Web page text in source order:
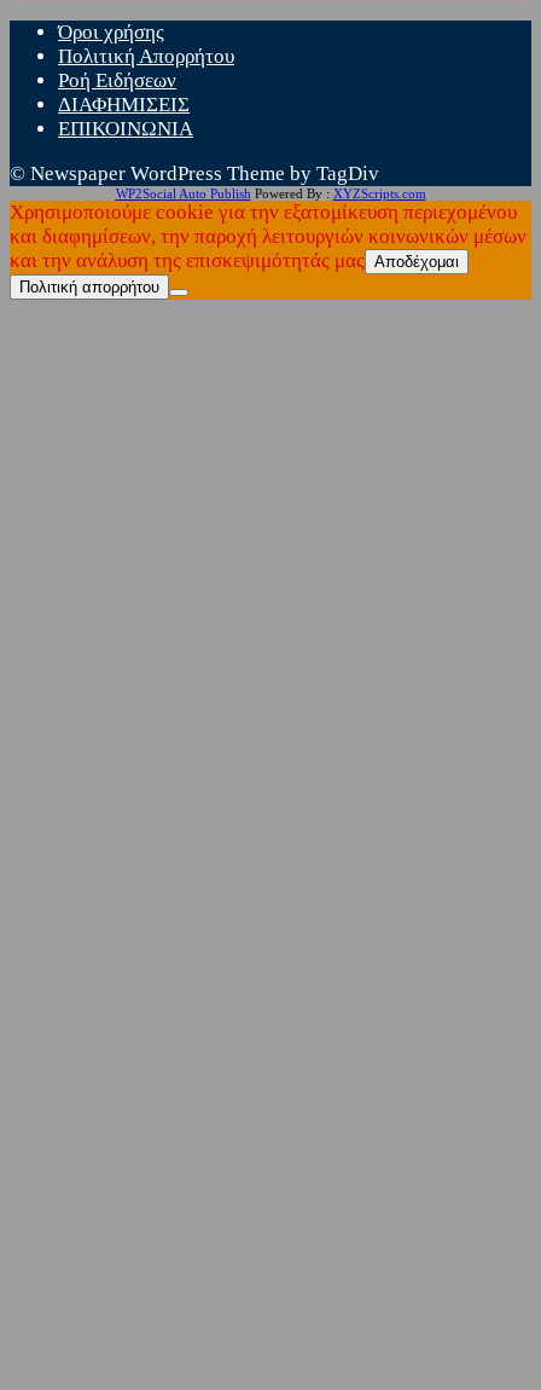
Όροι χρήσης
Πολιτική Απορρήτου
Ροή Ειδήσεων
ΔΙΑΦΗΜΙΣΕΙΣ
ΕΠΙΚΟΙΝΩΝΙΑ
© Newspaper WordPress Theme by TagDiv
WP2Social Auto Publish Powered By : XYZScripts.com
Χρησιμοποιούμε cookie για την εξατομίκευση περιεχομένου
και διαφημίσεων, την παροχή λειτουργιών κοινωνικών μέσων
και την ανάλυση της επισκεψιμότητάς μας Αποδέχομαι
Πολιτική απορρήτου